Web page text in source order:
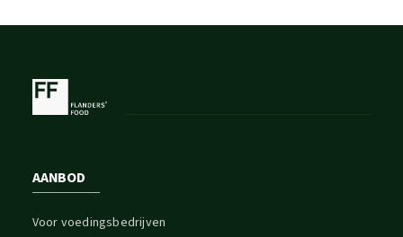
AANBOD
Voor voedingsbedrijven